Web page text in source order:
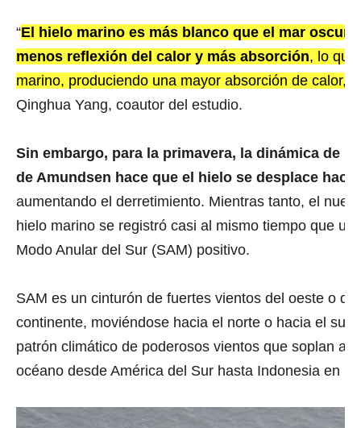
“El hielo marino es más blanco que el mar
menos reflexión del calor y más absorción, lo
marino, produciendo una mayor absorción de calor,
Qinghua Yang, coautor del estudio.
Sin embargo, para la primavera, la dinámica de
de Amundsen hace que el hielo se desplace
aumentando el derretimiento. Mientras tanto, el
hielo marino se registró casi al mismo tiempo que
Modo Anular del Sur (SAM) positivo.
SAM es un cinturón de fuertes vientos del oeste o
continente, moviéndose hacia el norte o hacia el sur,
patrón climático de poderosos vientos que soplan
océano desde América del Sur hasta Indonesia en